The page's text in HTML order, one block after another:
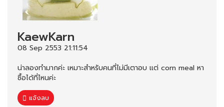
KaewKarn
08 Sep 2553 21:11:54
น่าลองทำมากค่ะ เหมาะสำหรับคนที่ไม่มีเตาอบ เเต่ corn meal หา
ซื้อได้ที่ไหนค่ะ
แจ้งลบ